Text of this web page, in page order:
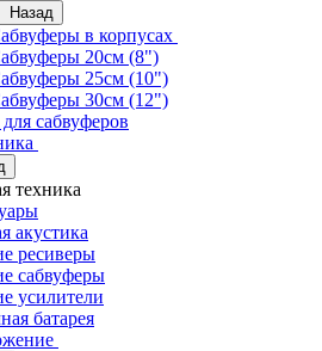
Назад
в корпусах
20см (8")
25см (10")
30см (12")
сабвуферов
техника
акустика
ресиверы
сабвуферы
усилители
батарея